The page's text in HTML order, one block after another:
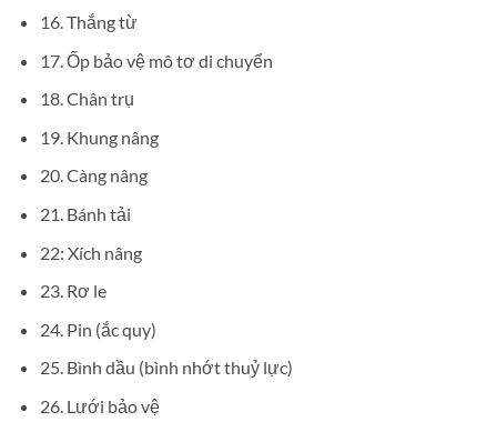
16. Thắng từ
17. Ốp bảo vệ mô tơ di chuyển
18. Chân trụ
19. Khung nâng
20. Càng nâng
21. Bánh tải
22: Xích nâng
23. Rơ le
24. Pin (ắc quy)
25. Bình dầu (bình nhớt thuỷ lực)
26. Lưới bảo vệ